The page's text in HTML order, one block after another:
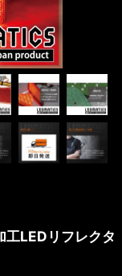
LEDリフレクタ